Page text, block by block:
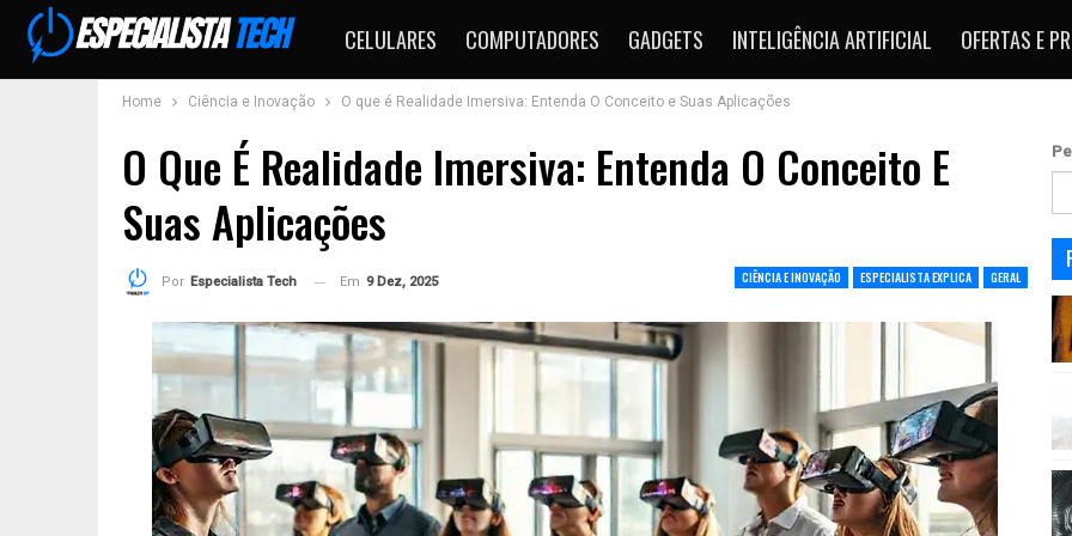
CELULARES COMPUTADORES GADGETS INTELIGÊNCIA ARTIFICIAL OFERTAS E
Home Ciência e Inovação O que é Realidade Imersiva: Entenda O Conceito e Suas Aplicações
O Que É Realidade Imersiva: Entenda O Conceito E
Suas Aplicações
CIÊNCIA E INOVAÇÃO ESPECIALISTA EXPLICA GERAL
Por Especialista Tech Em 9 Dez, 2025